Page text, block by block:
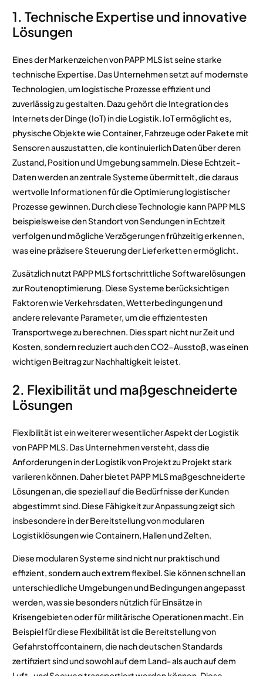
1. Technische Expertise und innovative
Lösungen
Eines der Markenzeichen von PAPP MLS ist seine starke
technische Expertise. Das Unternehmen setzt auf modernste
Technologien, um logistische Prozesse effizient und
zuverlässig zu gestalten. Dazu gehört die Integration des
Internets der Dinge (IoT) in die Logistik. IoT ermöglicht es,
physische Objekte wie Container, Fahrzeuge oder Pakete mit
Sensoren auszustatten, die kontinuierlich Daten über deren
Zustand, Position und Umgebung sammeln. Diese Echtzeit-
Daten werden an zentrale Systeme übermittelt, die daraus
wertvolle Informationen für die Optimierung logistischer
Prozesse gewinnen. Durch diese Technologie kann PAPP MLS
beispielsweise den Standort von Sendungen in Echtzeit
verfolgen und mögliche Verzögerungen frühzeitig erkennen,
was eine präzisere Steuerung der Lieferketten ermöglicht.
Zusätzlich nutzt PAPP MLS fortschrittliche Softwarelösungen
zur Routenoptimierung. Diese Systeme berücksichtigen
Faktoren wie Verkehrsdaten, Wetterbedingungen und
andere relevante Parameter, um die effizientesten
Transportwege zu berechnen. Dies spart nicht nur Zeit und
Kosten, sondern reduziert auch den CO2-Ausstoß, was einen
wichtigen Beitrag zur Nachhaltigkeit leistet.
2. Flexibilität und maßgeschneiderte
Lösungen
Flexibilität ist ein weiterer wesentlicher Aspekt der Logistik
von PAPP MLS. Das Unternehmen versteht, dass die
Anforderungen in der Logistik von Projekt zu Projekt stark
variieren können. Daher bietet PAPP MLS maßgeschneiderte
Lösungen an, die speziell auf die Bedürfnisse der Kunden
abgestimmt sind. Diese Fähigkeit zur Anpassung zeigt sich
insbesondere in der Bereitstellung von modularen
Logistiklösungen wie Containern, Hallen und Zelten.
Diese modularen Systeme sind nicht nur praktisch und
effizient, sondern auch extrem flexibel. Sie können schnell an
unterschiedliche Umgebungen und Bedingungen angepasst
werden, was sie besonders nützlich für Einsätze in
Krisengebieten oder für militärische Operationen macht. Ein
Beispiel für diese Flexibilität ist die Bereitstellung von
Gefahrstoffcontainern, die nach deutschen Standards
zertifiziert sind und sowohl auf dem Land- als auch auf dem